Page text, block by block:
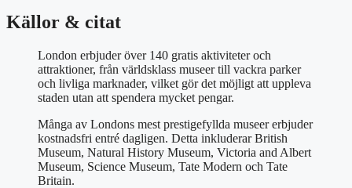
Källor & citat
London erbjuder över 140 gratis aktiviteter och
attraktioner, från världsklass museer till vackra parker
och livliga marknader, vilket gör det möjligt att uppleva
staden utan att spendera mycket pengar.
Många av Londons mest prestigefyllda museer erbjuder
kostnadsfri entré dagligen. Detta inkluderar British
Museum, Natural History Museum, Victoria and Albert
Museum, Science Museum, Tate Modern och Tate
Britain.